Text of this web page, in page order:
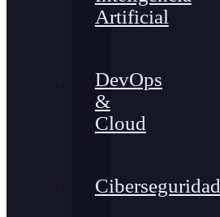
Artificial
DevOps
&
Cloud
Ciberseguridad